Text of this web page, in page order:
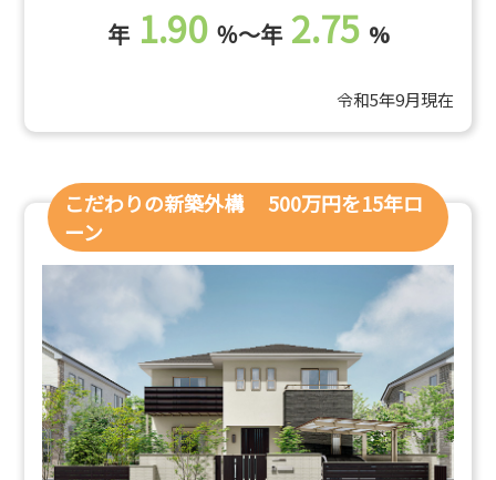
年 1.90 ％～年 2.75 %
令和5年9月現在
こだわりの新築外構 500万円を15年ロ
ーン